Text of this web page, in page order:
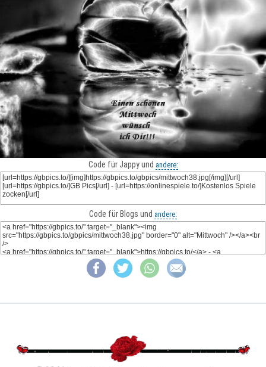
Code für Jappy und andere:
Code für Blogs und andere: